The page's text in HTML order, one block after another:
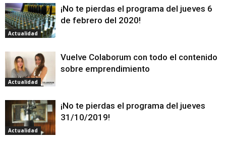
Actualidad
¡No te pierdas el programa del jueves 6
de febrero del 2020!
Actualidad
Vuelve Colaborum con todo el contenido
sobre emprendimiento
Actualidad
¡No te pierdas el programa del jueves
31/10/2019!